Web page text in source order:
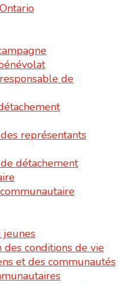
de
représentants
détachement
jeunes
conditions de vie
et des communautés